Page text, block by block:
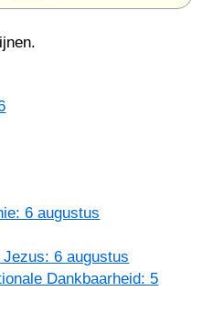
.
6 augustus
6 augustus
Dankbaarheid: 5